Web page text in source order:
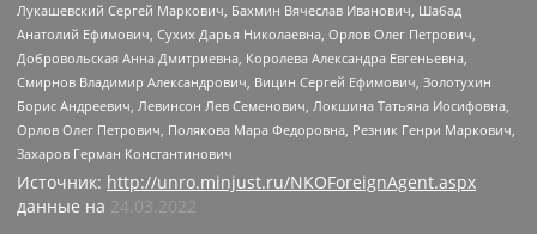
Лукашевский Сергей Маркович, Бахмин Вячеслав Иванович, Шабад
Анатолий Ефимович, Сухих Дарья Николаевна, Орлов Олег Петрович,
Добровольская Анна Дмитриевна, Королева Александра Евгеньевна,
Смирнов Владимир Александрович, Вицин Сергей Ефимович, Золотухин
Борис Андреевич, Левинсон Лев Семенович, Локшина Татьяна Иосифовна,
Орлов Олег Петрович, Полякова Мара Федоровна, Резник Генри Маркович,
Захаров Герман Константинович
Источник: http://unro.minjust.ru/NKOForeignAgent.aspx
данные на 24.03.2022